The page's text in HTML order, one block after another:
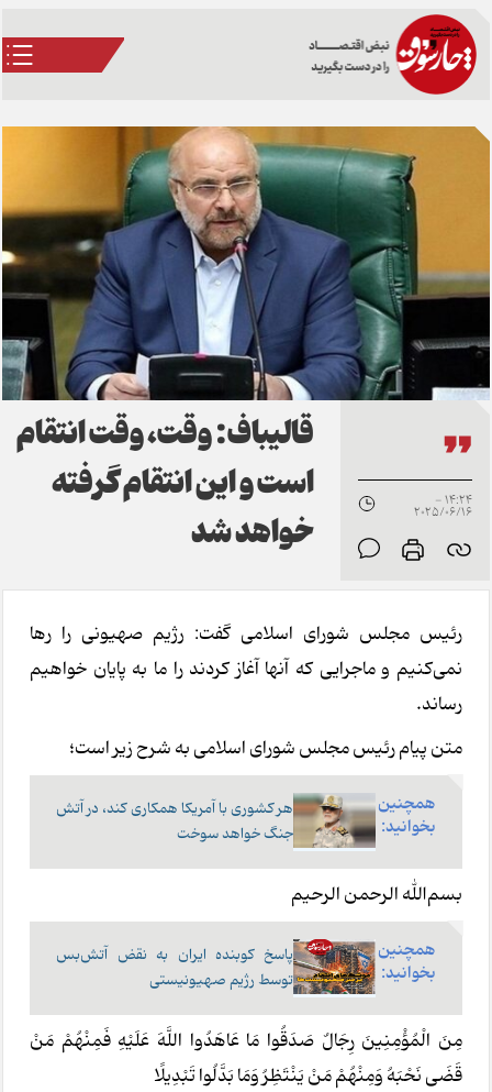
14:24 -
2025/06/16
قالیباف: وقت، وقت انتقام
است و این انتقام گرفته
خواهد شد
رئیس مجلس شورای اسلامی گفت: رژیم صهیونی را رها
نمی‌کنیم و ماجرایی که آنها آغاز کردند را ما به پایان خواهیم
رساند.
متن پیام رئیس مجلس شورای اسلامی به شرح زیر است؛
همچنین
بخوانید:
هر کشوری با آمریکا همکاری کند، در آتش
جنگ خواهد سوخت
بسم‌الله الرحمن الرحیم
همچنین
بخوانید:
پاسخ کوبنده ایران به نقض آتش‌بس
توسط رژ‌یم صهیونیستی
مِنَ الْمُؤْمِنِینَ رِجَالٌ صَدَقُوا مَا عَاهَدُوا اللَّهَ عَلَیْهِ فَمِنْهُمْ مَنْ
قَضَی نَحْبَهُ وَمِنْهُمْ مَنْ یَنْتَظِرُ وَمَا بَدَّلُوا تَبْدِیلًا